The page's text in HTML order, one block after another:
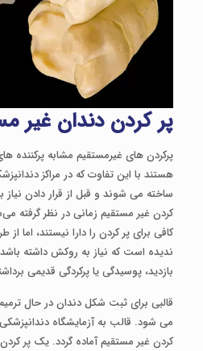
پر کردن دندان غیر
پرکردن های غیرمستقیم مشابه پرکننده
هستند با این تفاوت که در مراکز
ساخته می شوند و قبل از قرار دادن نیاز
کردن غیر مستقیم زمانی در نظر گرفته
کافی برای پر کردن را دارا نیستند، اما
ندیده است که نیاز به روکش داشته
بازدید، پوسیدگی یا پرکردگی قدیمی
قالبی برای ثبت شکل دندان در حال
می شود. قالب به آزمایشگاه
کردن غیر مستقیم آماده گردد. یک پر